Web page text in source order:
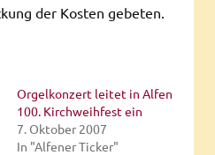
der Kosten gebeten.
Orgelkonzert leitet in Alfen
100. Kirchweihfest ein
7. Oktober 2007
In "Alfener Ticker"